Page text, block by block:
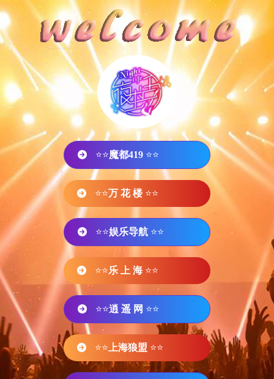
⭐⭐魔都419 ⭐⭐
⭐⭐万 花 楼 ⭐⭐
⭐⭐娱乐导航 ⭐⭐
⭐⭐乐 上 海 ⭐⭐
⭐⭐逍 遥 网 ⭐⭐
⭐⭐ 上海狼盟 ⭐⭐